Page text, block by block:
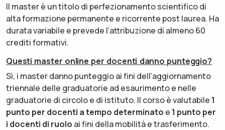
Il master è un titolo di perfezionamento scientifico di
alta formazione permanente e ricorrente post laurea. Ha
durata variabile e prevede l’attribuzione di almeno 60
crediti formativi.
Questi master online per docenti danno punteggio?
Sì, i master danno punteggio ai fini dell’aggiornamento
triennale delle graduatorie ad esaurimento e nelle
graduatorie di circolo e di istituto. Il corso è valutabile 1
punto per docenti a tempo determinato e 1 punto per
i docenti di ruolo ai fini della mobilità e trasferimento.